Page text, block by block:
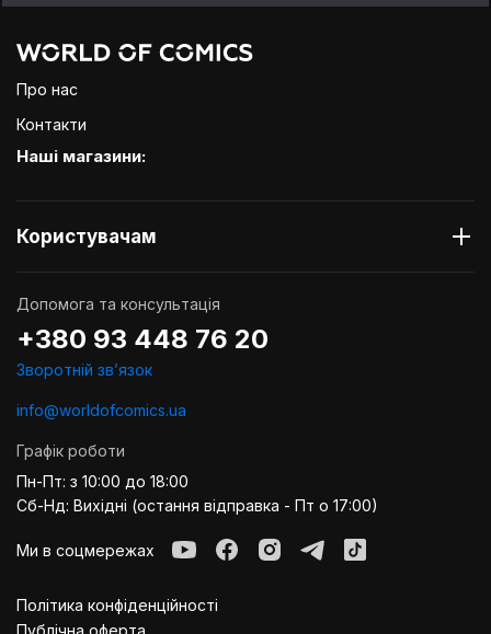
Про нас
Контакти
Наші магазини:
Користувачам
Допомога та консультація
+380 93 448 76 20
Зворотній звʼязок
info@worldofcomics.ua
Графік роботи
Пн-Пт: з 10:00 до 18:00
Сб-Нд: Вихідні (остання відправка - Пт о 17:00)
Ми в соцмережах
Політика конфіденційності
Публiчна оферта